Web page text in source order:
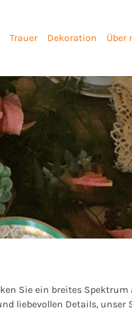
Trauer Dekoration Über
Sie ein breites
liebevollen Details,